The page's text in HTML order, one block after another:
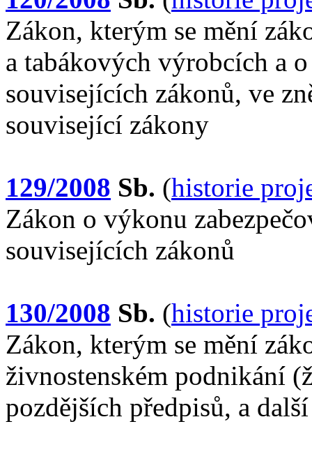
Zákon, kterým se mění
a tabákových výrobcích a
souvisejících zákonů, ve
související zákony
129/2008 Sb. (historie
Zákon o výkonu
souvisejících zákonů
130/2008 Sb. (historie
Zákon, kterým se mění
živnostenském podnikání
pozdějších předpisů, a